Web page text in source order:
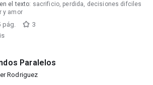
el texto: sacrificio, perdida, decisiones difciles
y amor
pág.
3
Paralelos
Rodriguez